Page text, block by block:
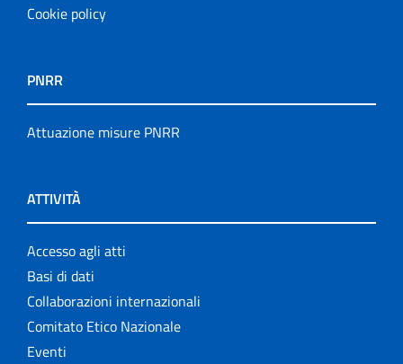
Cookie policy
PNRR
Attuazione misure PNRR
ATTIVITÀ
Accesso agli atti
Basi di dati
Collaborazioni internazionali
Comitato Etico Nazionale
Eventi